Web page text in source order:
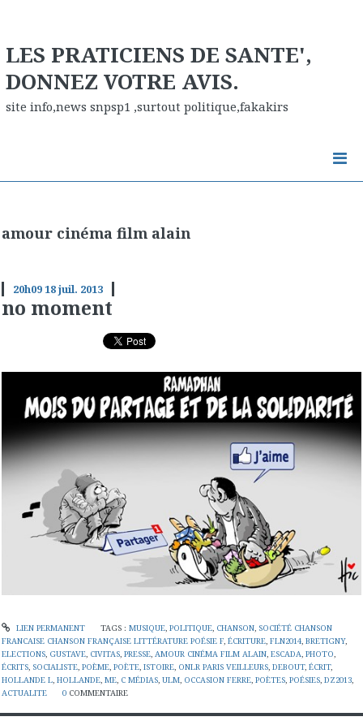
LES PRATICIENS DE SANTE',
DONNEZ VOTRE AVIS.
site info,news snpsp1 ,surtout politique,fakakirs
amour cinéma film alain
20h0918juil. 2013
no moment
LIEN PERMANENT TAGS : MUSIQUE, POLITIQUE, CHANSON, SOCIÉTÉ CHANSON
FRANCAISE CHANSON FRANÇAISE LITTÉRATURE POÉSIE F, ÉCRITURE, FLN2014, BRETIGNY,
ELECTIONS, GUSTAVE, CIVITAS, PRESSE, AMOUR CINÉMA FILM ALAIN, ESCADA, PHOTO,
ÉCRITS, SOCIALISTE, POÈME, POÈTE, ISTOIRE, ONLR PARIS VEILLEURS, DEBOUT, ÉCRIT,
HOLLANDE L, HOLLANDE, ME, C MÉDIAS, ULM, OCCASION FERRE, POÈTES, POÉSIES, DZ2013,
ACTUALITE
0 COMMENTAIRE